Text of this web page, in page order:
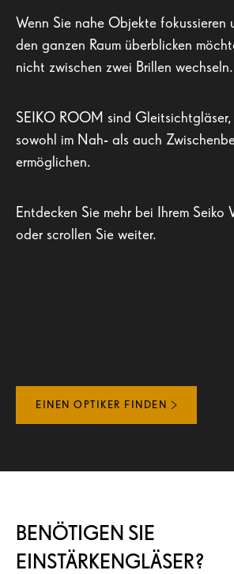
Wenn Sie nahe Objekte fokussieren
den ganzen Raum überblicken
nicht zwischen zwei Brillen wechseln.
SEIKO ROOM sind
sowohl im Nah- als auch
ermöglichen.
Entdecken Sie mehr bei Ihrem Seiko
oder scrollen Sie weiter.
EINEN OPTIKER FINDEN
BENÖTIGEN SIE
EINSTÄRKENGLÄSER?